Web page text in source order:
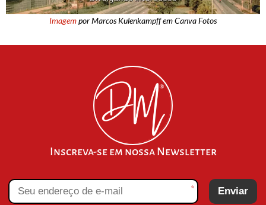
Imagempor Marcos Kulenkampff em Canva Fotos
Inscreva-se em nossa Newsletter
* Enviar